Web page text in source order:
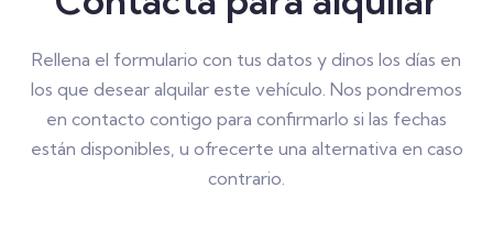
Rellena el formulario con tus datos y dinos los días en
los que desear alquilar este vehículo. Nos pondremos
en contacto contigo para confirmarlo si las fechas
están disponibles, u ofrecerte una alternativa en caso
contrario.